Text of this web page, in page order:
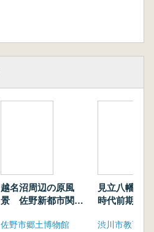
越名沼周辺の原風
景 佐野新都市関連
佐野市郷土博物館
見立八幡遺
時代前期・
査
渋川市教育委